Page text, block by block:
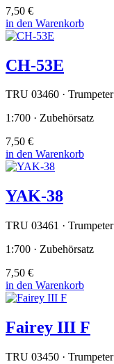
7,50 €
in den Warenkorb
CH-53E
TRU 03460 · Trumpeter
1:700 · Zubehörsatz
7,50 €
in den Warenkorb
YAK-38
TRU 03461 · Trumpeter
1:700 · Zubehörsatz
7,50 €
in den Warenkorb
Fairey III F
TRU 03450 · Trumpeter